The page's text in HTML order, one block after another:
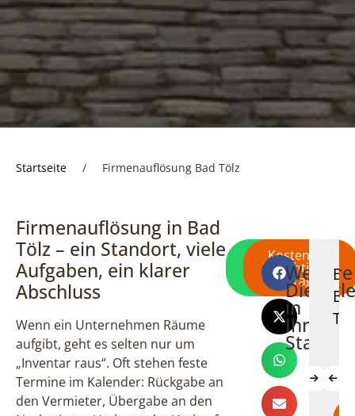
Startseite / Firmenauflösung Bad Tölz
Firmenauflösung in Bad
Tölz – ein Standort, viele
Aufgaben, ein klarer
Abschluss
Wenn ein Unternehmen Räume
aufgibt, geht es selten nur um
„Inventar raus“. Oft stehen feste
Termine im Kalender: Rückgabe an
den Vermieter, Übergabe an den
Direkt per
WhatsApp
schreiben
Kostenlose
Besichtigung
anfragen
Weitere
in
Ihrer
Stadt
Wohnungsauflösung
Tölz
Bad
Bad
Tölz